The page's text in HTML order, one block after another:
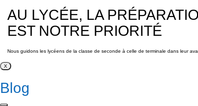
AU LYCÉE, LA
EST NOTRE PRIORITÉ
Nous guidons les lycéens de la classe de seconde à celle de terminale dans leur
X
Blog